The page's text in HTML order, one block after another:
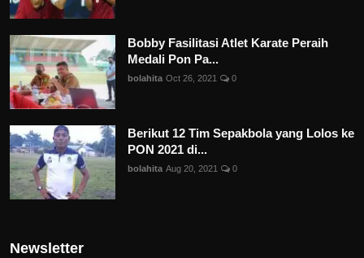
Bobby Fasilitasi Atlet Karate Peraih
Medali Pon Pa...
bolahita Oct 26, 2021 0
Berikut 12 Tim Sepakbola yang Lolos ke
PON 2021 di...
bolahita Aug 20, 2021 0
Newsletter